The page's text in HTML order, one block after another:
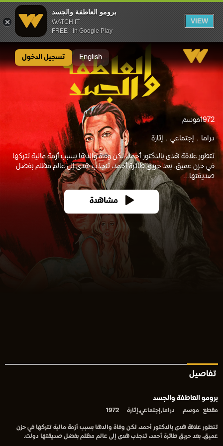
برومو العاطفة والجسد
WATCH IT
FREE - In Google Play
VIEW
English تسجيل الدخول
1972موسم
دراما إجتماعي إثارة
تتطور علاقة هدى بالدكتور أحمد، لكن وفاة والدها بسبب أزمة مالية تتركها
في حزن عميق. بعد حريق طائرة أحمد، تنجذب هدى إلى عالم مظلم بفضل
صديقتها...
مشاهدة
تفاصيل
برومو العاطفة والجسد
مقطع موسم دراما,إجتماعي,إثارة 1972
تتطور علاقة هدى بالدكتور أحمد، لكن وفاة والدها بسبب أزمة مالية تتركها في حزن
عميق. بعد حريق طائرة أحمد، تنجذب هدى إلى عالم مظلم بفضل صديقتها دولت.